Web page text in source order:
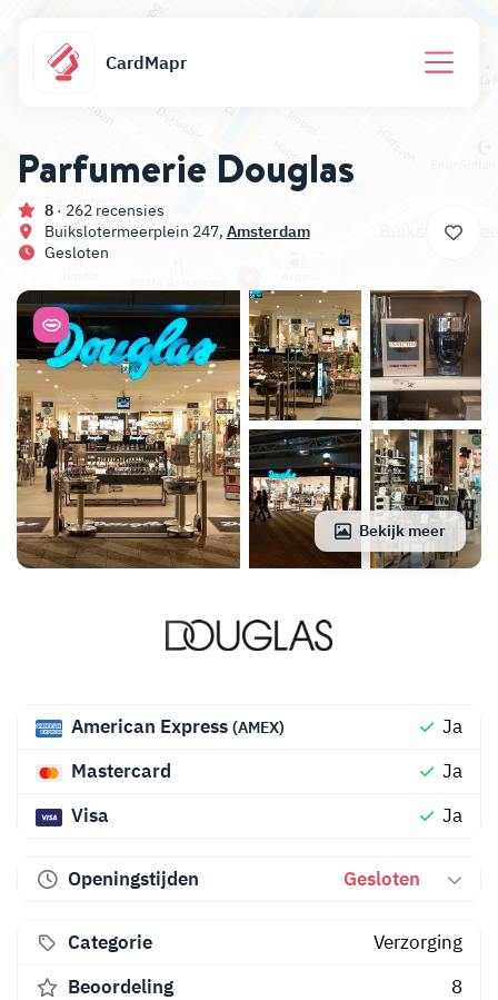
CardMapr
Parfumerie Douglas
8 · 262 recensies
Buikslotermeerplein 247, Amsterdam
Gesloten
Bekijk meer
American Express (AMEX)
Ja
Mastercard
Ja
Visa
Ja
Openingstijden Gesloten
Categorie
Verzorging
Beoordeling
8